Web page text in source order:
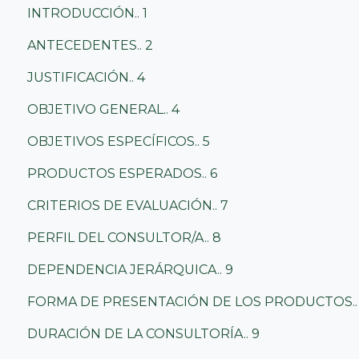
INTRODUCCIÓN.. 1
ANTECEDENTES.. 2
JUSTIFICACIÓN.. 4
OBJETIVO GENERAL.. 4
OBJETIVOS ESPECÍFICOS.. 5
PRODUCTOS ESPERADOS.. 6
CRITERIOS DE EVALUACIÓN.. 7
PERFIL DEL CONSULTOR/A.. 8
DEPENDENCIA JERÁRQUICA.. 9
FORMA DE PRESENTACIÓN DE LOS
DURACIÓN DE LA CONSULTORÍA.. 9